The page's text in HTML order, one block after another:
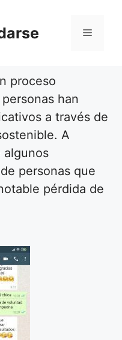
proceso
han
a través de
A
algunos
personas que
pérdida de